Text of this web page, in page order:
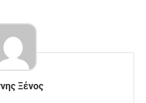
Ξένος